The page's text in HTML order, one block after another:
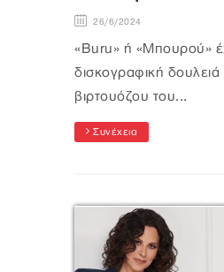
26/6/2024
«Buru» ή «Μπουρού»
δισκογραφική
βιρτουόζου του...
Συνέχεια